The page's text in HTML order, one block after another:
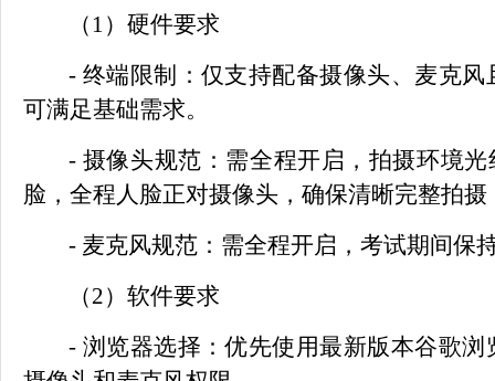
（ 1）硬件要求
- 终端限制：仅支持配备摄像头、麦克
可满足基础需求。
- 摄像头规范：需全程开启，拍摄环境
脸，全程人脸正对摄像头，确保清晰完整拍
- 麦克风规范：需全程开启，考试期间保
（2）软件要求
- 浏览器选择：优先使用最新版本谷歌